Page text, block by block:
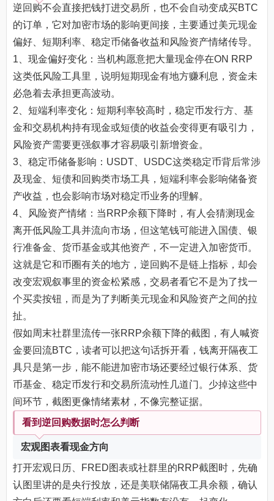
逆回购不会直接把钱打进交易所，也不会自动变成买BTC
的订单，它对加密市场的影响更间接，主要通过美元现金
偏好、短期利率、稳定币储备收益和风险资产情绪传导。
1、现金偏好变化：当机构愿意把大量现金停在ON RRP
这类低风险工具里，说明短期现金有地方赚利息，资金未
必急着去承担更高波动。
2、短端利率变化：短期利率较高时，稳定币发行方、基
金和交易机构持有现金或短债的收益会变得更有吸引力，
风险资产需要更强叙事才容易吸引新增资金。
3、稳定币储备影响：USDT、USDC这类稳定币背后常涉
及现金、短债和回购类市场工具，短端利率会影响储备资
产收益，也会影响市场对稳定币业务的理解。
4、风险资产情绪：当RRP余额下降时，有人会猜测现金
离开低风险工具并流向市场，但这笔钱可能进入国债、银
行准备金、货币基金或其他资产，不一定进入加密货币。
这就是它和币圈有关的地方，逆回购不是链上指标，却会
改变宏观叙事里的资金松紧感，交易者看它不是为了找一
个买卖按钮，而是为了判断美元现金和风险资产之间的拉
扯。
假如周末社群里流传一张RRP余额下降的截图，有人喊资
金要回流BTC，读者可以把这句话拆开看，钱离开隔夜工
具只是第一步，能不能进加密市场还要经过银行体系、货
币基金、稳定币发行和交易所流动性几道门。少掉这些中
间环节，截图更像情绪素材，不像完整证据。
看到逆回购数据时怎么判断
宏观图表看现金方向
打开宏观日历、FRED图表或社群里的RRP截图时，先确
认图里讲的是央行投放，还是美联储隔夜工具余额，确认